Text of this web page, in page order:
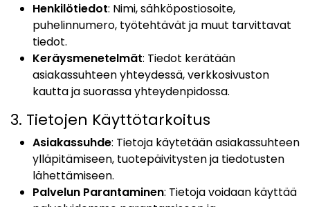
Henkilötiedot: Nimi, sähköpostiosoite,
puhelinnumero, työtehtävät ja muut tarvittavat
tiedot.
Keräysmenetelmät: Tiedot kerätään
asiakassuhteen yhteydessä, verkkosivuston
kautta ja suorassa yhteydenpidossa.
3. Tietojen Käyttötarkoitus
Asiakassuhde: Tietoja käytetään asiakassuhteen
ylläpitämiseen, tuotepäivitysten ja tiedotusten
lähettämiseen.
Palvelun Parantaminen: Tietoja voidaan käyttää